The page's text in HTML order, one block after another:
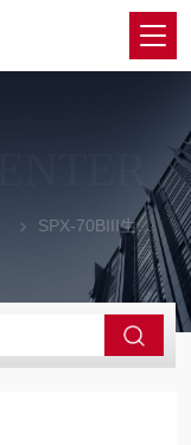
SPX-70BIII生化培养箱